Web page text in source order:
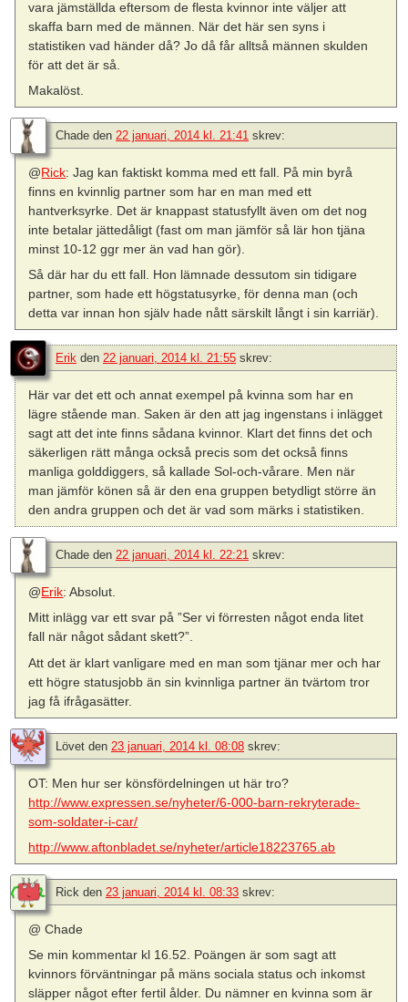
vara jämställda eftersom de flesta kvinnor inte väljer att
skaffa barn med de männen. När det här sen syns i
statistiken vad händer då? Jo då får alltså männen skulden
för att det är så.
Makalöst.
Chade den 22 januari, 2014 kl. 21:41 skrev:
@Rick: Jag kan faktiskt komma med ett fall. På min byrå
finns en kvinnlig partner som har en man med ett
hantverksyrke. Det är knappast statusfyllt även om det nog
inte betalar jättedåligt (fast om man jämför så lär hon tjäna
minst 10-12 ggr mer än vad han gör).
Så där har du ett fall. Hon lämnade dessutom sin tidigare
partner, som hade ett högstatusyrke, för denna man (och
detta var innan hon själv hade nått särskilt långt i sin karriär).
Erik den 22 januari, 2014 kl. 21:55 skrev:
Här var det ett och annat exempel på kvinna som har en
lägre stående man. Saken är den att jag ingenstans i inlägget
sagt att det inte finns sådana kvinnor. Klart det finns det och
säkerligen rätt många också precis som det också finns
manliga golddiggers, så kallade Sol-och-vårare. Men när
man jämför könen så är den ena gruppen betydligt större än
den andra gruppen och det är vad som märks i statistiken.
Chade den 22 januari, 2014 kl. 22:21 skrev:
@Erik: Absolut.
Mitt inlägg var ett svar på ”Ser vi förresten något enda litet
fall när något sådant skett?”.
Att det är klart vanligare med en man som tjänar mer och har
ett högre statusjobb än sin kvinnliga partner än tvärtom tror
jag få ifrågasätter.
Lövet den 23 januari, 2014 kl. 08:08 skrev:
OT: Men hur ser könsfördelningen ut här tro?
http://www.expressen.se/nyheter/6-000-barn-rekryterade-
som-soldater-i-car/
http://www.aftonbladet.se/nyheter/article18223765.ab
Rick den 23 januari, 2014 kl. 08:33 skrev:
@ Chade
Se min kommentar kl 16.52. Poängen är som sagt att
kvinnors förväntningar på mäns sociala status och inkomst
släpper något efter fertil ålder. Du nämner en kvinna som är